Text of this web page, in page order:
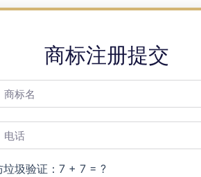
商标注册提交
垃圾验证：7 + 7 = ?